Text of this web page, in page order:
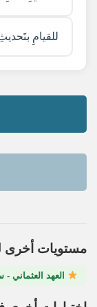
للقيامِ
مستويات أخرى
العهد العثماني